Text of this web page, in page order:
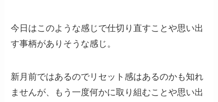
今日はこのような感じで仕切り直すことや思い出
す事柄がありそうな感じ。
新月前ではあるのでリセット感はあるのかも知れ
ませんが、もう一度何かに取り組むことや思い出